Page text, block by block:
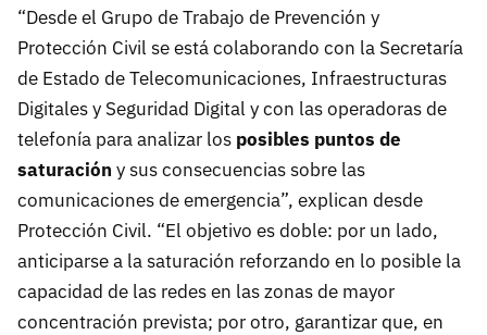
“Desde el Grupo de Trabajo de Prevención y
Protección Civil se está colaborando con la Secretaría
de Estado de Telecomunicaciones, Infraestructuras
Digitales y Seguridad Digital y con las operadoras de
telefonía para analizar los posibles puntos de
saturación y sus consecuencias sobre las
comunicaciones de emergencia”, explican desde
Protección Civil. “El objetivo es doble: por un lado,
anticiparse a la saturación reforzando en lo posible la
capacidad de las redes en las zonas de mayor
concentración prevista; por otro, garantizar que, en